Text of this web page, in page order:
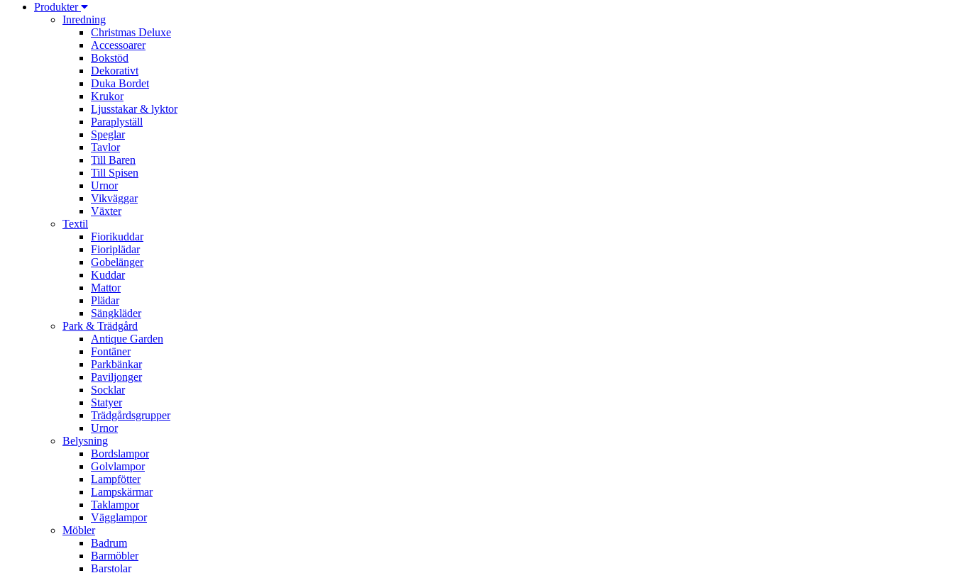
Produkter
Inredning
Christmas Deluxe
Accessoarer
Bokstöd
Dekorativt
Duka Bordet
Krukor
Ljusstakar & lyktor
Paraplyställ
Speglar
Tavlor
Till Baren
Till Spisen
Urnor
Vikväggar
Växter
Textil
Fiorikuddar
Fioriplädar
Gobelänger
Kuddar
Mattor
Plädar
Sängkläder
Park & Trädgård
Antique Garden
Fontäner
Parkbänkar
Paviljonger
Socklar
Statyer
Trädgårdsgrupper
Urnor
Belysning
Bordslampor
Golvlampor
Lampfötter
Lampskärmar
Taklampor
Vägglampor
Möbler
Badrum
Barmöbler
Barstolar